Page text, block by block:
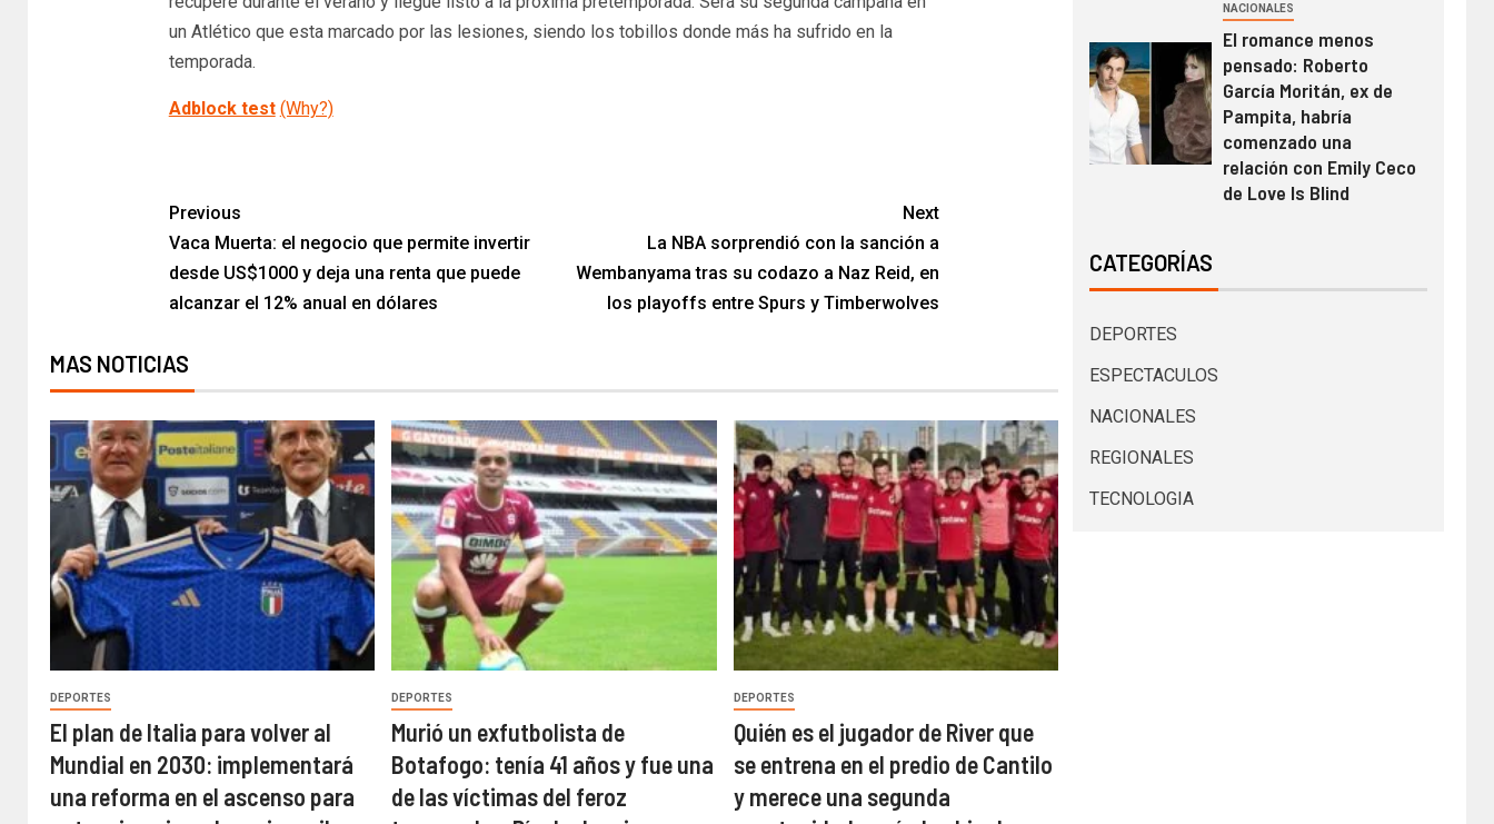
un Atlético que esta marcado por las lesiones, siendo los tobillos donde más ha sufrido en la
temporada.
Adblock test (Why?)
Previous
Vaca Muerta: el negocio que permite invertir
desde US$1000 y deja una renta que puede
alcanzar el 12% anual en dólares
Next
La NBA sorprendió con la sanción a
Wembanyama tras su codazo a Naz Reid, en
los playoffs entre Spurs y Timberwolves
MAS NOTICIAS
DEPORTES
El plan de Italia para volver al
Mundial en 2030: implementará
una reforma en el ascenso para
DEPORTES
Murió un exfutbolista de
Botafogo: tenía 41 años y fue una
de las víctimas del feroz
DEPORTES
Quién es el jugador de River que
se entrena en el predio de Cantilo
y merece una segunda
NACIONALES
El romance menos
pensado: Roberto
García Moritán, ex de
Pampita, habría
comenzado una
relación con Emily Ceco
de Love Is Blind
CATEGORÍAS
DEPORTES
ESPECTACULOS
NACIONALES
REGIONALES
TECNOLOGIA